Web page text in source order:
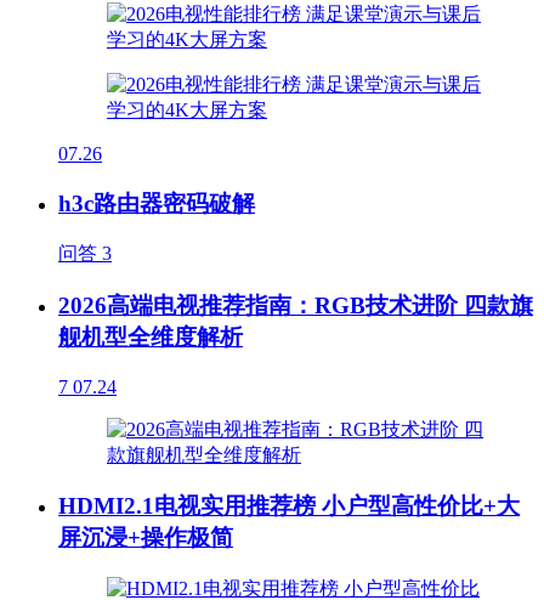
07.26
h3c路由器密码破解
问答 3
2026高端电视推荐指南：RGB技术进阶 四款旗
舰机型全维度解析
7 07.24
HDMI2.1电视实用推荐榜 小户型高性价比+大
屏沉浸+操作极简